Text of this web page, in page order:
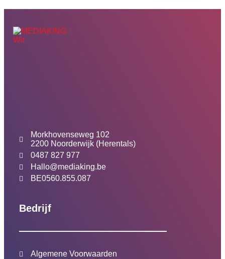
Morkhovenseweg 102
2200 Noorderwijk (Herentals)
0487 827 977
Hallo@mediaking.be
BE0560.855.087
Bedrijf
Algemene Voorwaarden